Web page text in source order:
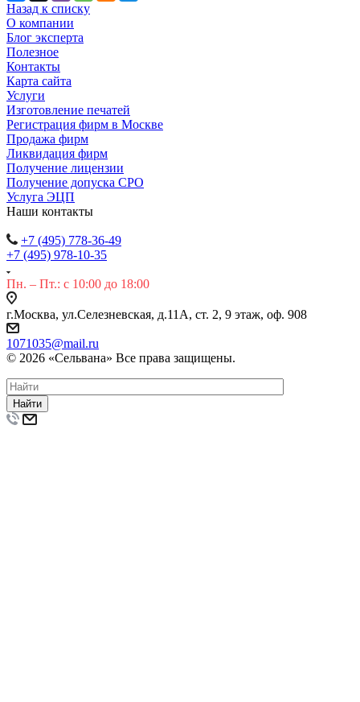
Назад к списку
О компании
Блог эксперта
Полезное
Контакты
Карта сайта
Услуги
Изготовление печатей
Регистрация фирм в Москве
Продажа фирм
Ликвидация фирм
Получение лицензии
Получение допуска СРО
Услуга ЭЦП
Наши контакты
+7 (495) 778-36-49
+7 (495) 978-10-35
Пн. – Пт.: с 10:00 до 18:00
г.Москва, ул.Селезневская, д.11А, ст. 2, 9 этаж, оф. 908
1071035@mail.ru
© 2026 «Сельвана» Все права защищены.
Найти